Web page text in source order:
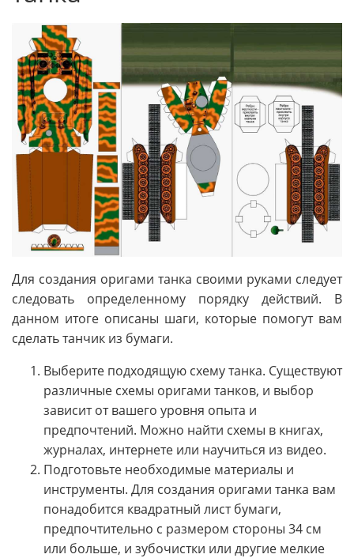
Для создания оригами танка своими руками следует
следовать определенному порядку действий. В
данном итоге описаны шаги, которые помогут вам
сделать танчик из бумаги.
Выберите подходящую схему танка. Существуют
различные схемы оригами танков, и выбор
зависит от вашего уровня опыта и
предпочтений. Можно найти схемы в книгах,
журналах, интернете или научиться из видео.
Подготовьте необходимые материалы и
инструменты. Для создания оригами танка вам
понадобится квадратный лист бумаги,
предпочтительно с размером стороны 34 см
или больше, и зубочистки или другие мелкие